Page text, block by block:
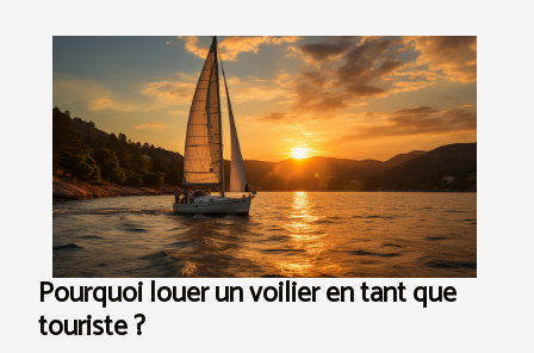
Pourquoi louer un voilier en tant que
touriste ?